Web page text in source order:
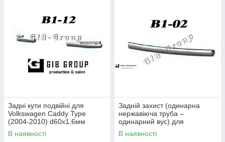
Задні кути подвійні для
Volkswagen Caddy Type
(2004-2010) d60х1,6мм
В наявності
Задній захист (одинарна
нержавіюча труба –
одинарний вус) для
Volkswagen Caddy Type
(2010-2015) d60х1,6мм
В наявності